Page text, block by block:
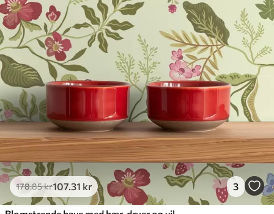
178.85kr107.31 kr 3